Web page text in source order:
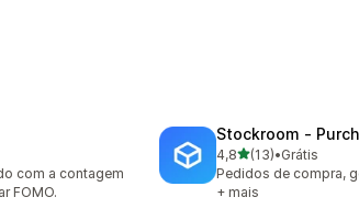
com a contagem
FOMO.
Stockroom ‑
4,8de 5 estrelas
(13)
13 avaliações ao todo
•Grátis
Pedidos de compra,
+ mais